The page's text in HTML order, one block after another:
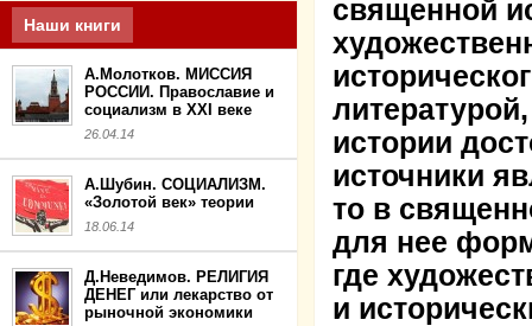
Наши книги
А.Молотков. МИССИЯ
РОССИИ. Православие и
социализм в XXI веке
26.04.14
А.Шубин. СОЦИАЛИЗМ.
«Золотой век» теории
18.06.14
Д.Неведимов. РЕЛИГИЯ
ДЕНЕГ или лекарство от
рыночной экономики
священной
истории
источники
то в
для нее
где
и